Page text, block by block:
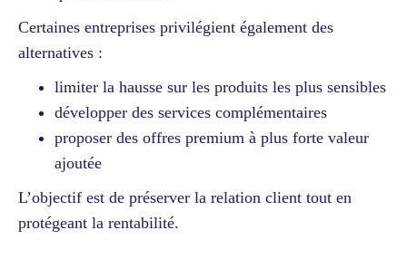
Certaines entreprises privilégient également des
alternatives :
limiter la hausse sur les produits les plus sensibles
développer des services complémentaires
proposer des offres premium à plus forte valeur
ajoutée
L’objectif est de préserver la relation client tout en
protégeant la rentabilité.